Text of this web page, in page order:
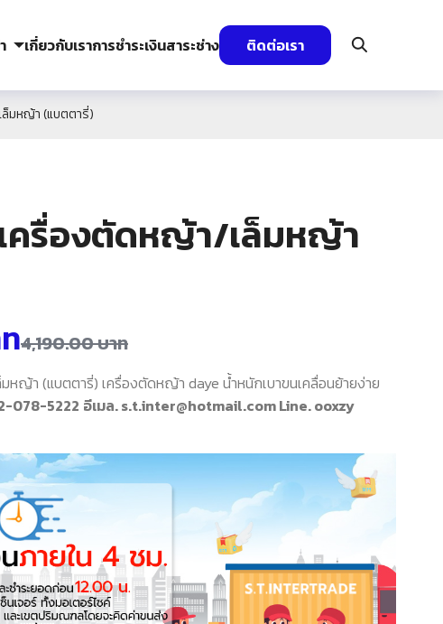
เกี่ยวกับเราการชำระเงินสาระช่าง ติดต่อเรา
มหญ้า (แบตตารี่)
เครื่องตัดหญ้า/เล็มหญ้า
4,190.00บาท
หญ้า (แบตตารี่) เครื่องตัดหญ้า daye น้ำหนักเบาขนเคลื่อนย้ายง่าย
078-5222 อีเมล. s.t.inter@hotmail.com Line. ooxzy